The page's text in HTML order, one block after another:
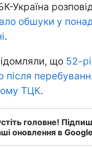
Україна
обшуки у
.
що 52-
після
ТЦК.
головне!
оновлення в